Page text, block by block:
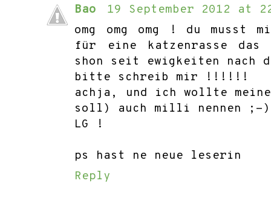
Bao
19 September 2012 at
omg omg omg ! du musst
für eine katzenrasse
shon seit ewigkeiten nach
bitte schreib mir !!!!!!
achja, und ich wollte
soll) auch milli nennen ;-)
LG !
ps hast ne neue leserin
Reply